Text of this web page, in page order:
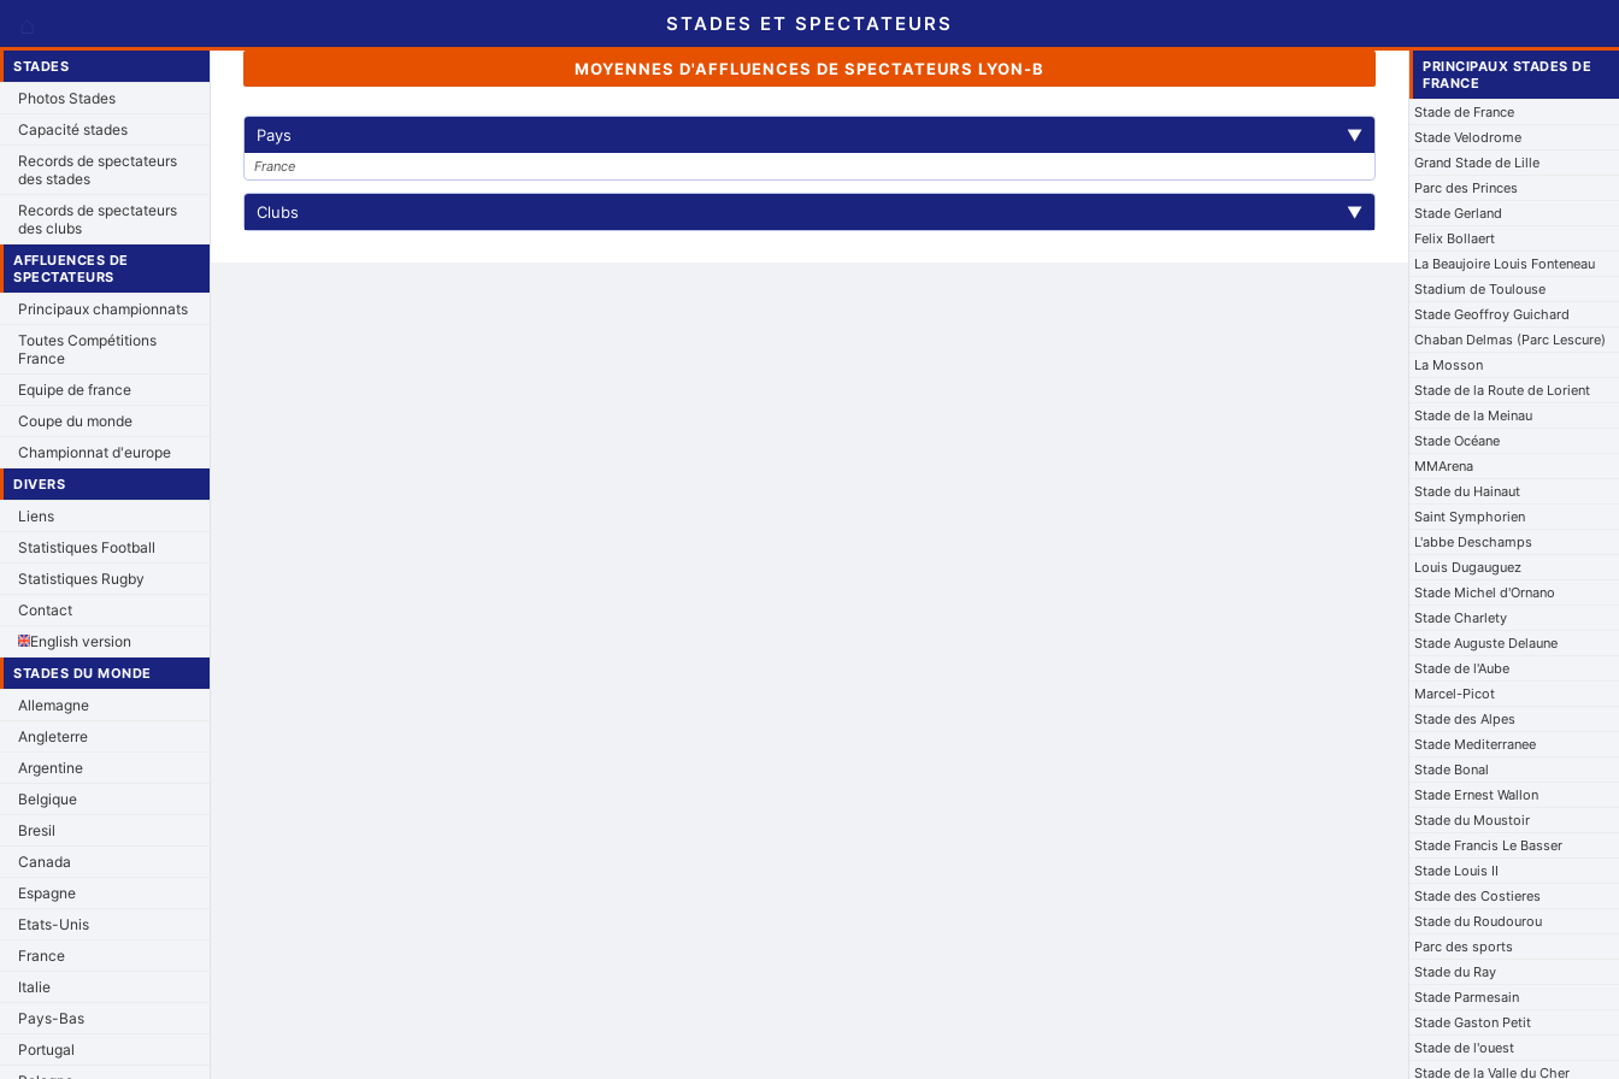
STADES ET SPECTATEURS
STADES
Photos Stades
Capacité stades
Records de spectateurs
des stades
Records de spectateurs
des clubs
AFFLUENCES DE
SPECTATEURS
Principaux championnats
Toutes Compétitions
France
Equipe de france
Coupe du monde
Championnat d'europe
DIVERS
Liens
Statistiques Football
Statistiques Rugby
Contact
English version
STADES DU MONDE
Allemagne
Angleterre
Argentine
Belgique
Bresil
Canada
Espagne
Etats-Unis
France
Italie
Pays-Bas
Portugal
MOYENNES D'AFFLUENCES DE SPECTATEURS LYON-B
Pays ▼
France
Clubs ▼
PRINCIPAUX STADES DE
FRANCE
Stade de France
Stade Velodrome
Grand Stade de Lille
Parc des Princes
Stade Gerland
Felix Bollaert
La Beaujoire Louis Fonteneau
Stadium de Toulouse
Stade Geoffroy Guichard
Chaban Delmas (Parc Lescure)
La Mosson
Stade de la Route de Lorient
Stade de la Meinau
Stade Océane
MMArena
Stade du Hainaut
Saint Symphorien
L'abbe Deschamps
Louis Dugauguez
Stade Michel d'Ornano
Stade Charlety
Stade Auguste Delaune
Stade de l'Aube
Marcel-Picot
Stade des Alpes
Stade Mediterranee
Stade Bonal
Stade Ernest Wallon
Stade du Moustoir
Stade Francis Le Basser
Stade Louis II
Stade des Costieres
Stade du Roudourou
Parc des sports
Stade du Ray
Stade Parmesain
Stade Gaston Petit
Stade de l'ouest
Stade de la Valle du Cher